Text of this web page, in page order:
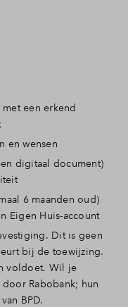
een erkend
en wensen
digitaal document)
6 maanden oud)
Eigen Huis-account
Dit is geen
bij de toewijzing.
voldoet. Wil je
Rabobank; hun
BPD.